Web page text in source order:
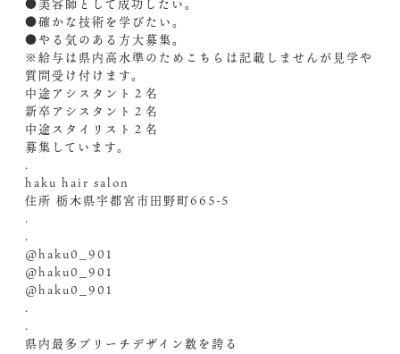
●美容師として成功したい。
●確かな技術を学びたい。
●やる気のある方大募集。
※給与は県内高水準のためこちらは記載しませんが見学や
質問受け付けます。
中途アシスタント２名
新卒アシスタント２名
中途スタイリスト２名
募集しています。
.
haku hair salon
住所 栃木県宇都宮市田野町665-5
.
.
@haku0_901
@haku0_901
@haku0_901
.
.
県内最多ブリーチデザイン数を誇る